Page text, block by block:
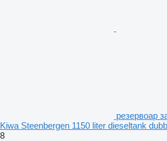
резервоар
Kiwa Steenbergen 1150 liter dieseltank
8